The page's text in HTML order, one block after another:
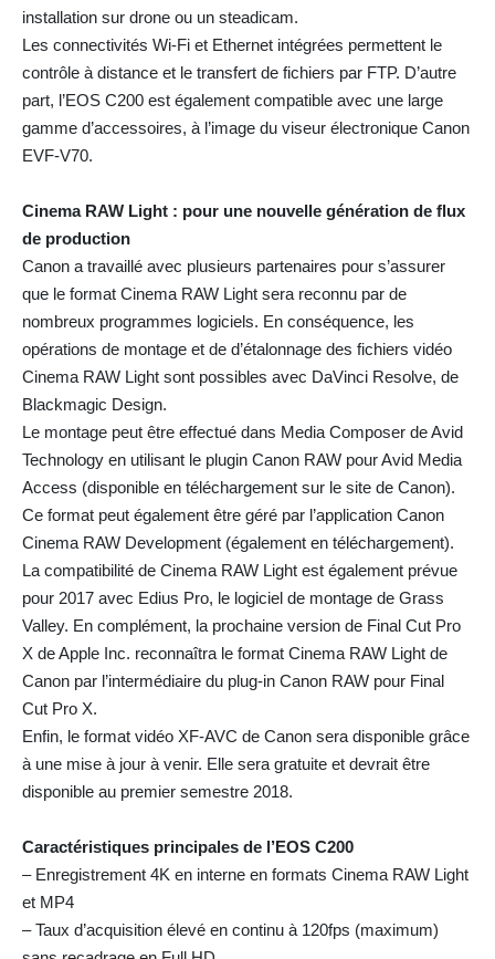
installation sur drone ou un steadicam.
Les connectivités Wi-Fi et Ethernet intégrées permettent le
contrôle à distance et le transfert de fichiers par FTP. D’autre
part, l’EOS C200 est également compatible avec une large
gamme d’accessoires, à l’image du viseur électronique Canon
EVF-V70.
Cinema RAW Light : pour une nouvelle génération de flux
de production
Canon a travaillé avec plusieurs partenaires pour s’assurer
que le format Cinema RAW Light sera reconnu par de
nombreux programmes logiciels. En conséquence, les
opérations de montage et de d’étalonnage des fichiers vidéo
Cinema RAW Light sont possibles avec DaVinci Resolve, de
Blackmagic Design.
Le montage peut être effectué dans Media Composer de Avid
Technology en utilisant le plugin Canon RAW pour Avid Media
Access (disponible en téléchargement sur le site de Canon).
Ce format peut également être géré par l’application Canon
Cinema RAW Development (également en téléchargement).
La compatibilité de Cinema RAW Light est également prévue
pour 2017 avec Edius Pro, le logiciel de montage de Grass
Valley. En complément, la prochaine version de Final Cut Pro
X de Apple Inc. reconnaîtra le format Cinema RAW Light de
Canon par l’intermédiaire du plug-in Canon RAW pour Final
Cut Pro X.
Enfin, le format vidéo XF-AVC de Canon sera disponible grâce
à une mise à jour à venir. Elle sera gratuite et devrait être
disponible au premier semestre 2018.
Caractéristiques principales de l’EOS C200
– Enregistrement 4K en interne en formats Cinema RAW Light
et MP4
– Taux d’acquisition élevé en continu à 120fps (maximum)